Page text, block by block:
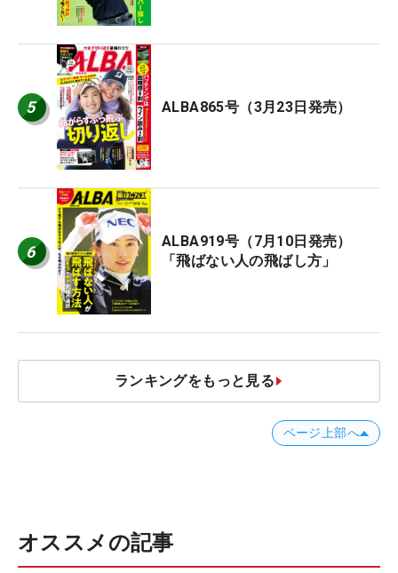
5 ALBA865号（3月23日発売）
6
ALBA919号（7月10日発売）
「飛ばない人の飛ばし方」
ランキングをもっと見る
ページ上部へ
オススメの記事